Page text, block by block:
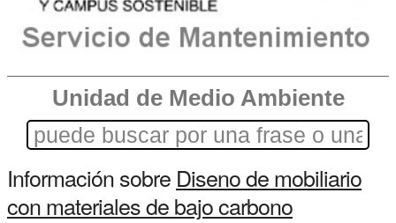
Unidad de Medio Ambiente
Información sobre Diseno de mobiliario
con materiales de bajo carbono